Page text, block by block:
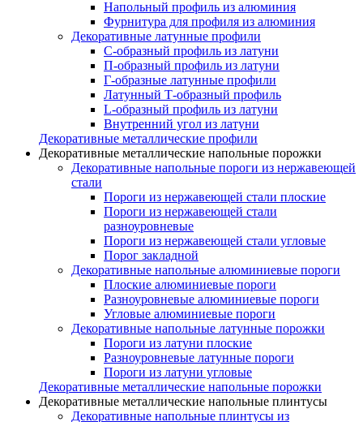
Напольный профиль из алюминия
Фурнитура для профиля из алюминия
Декоративные латунные профили
C-образный профиль из латуни
П-образный профиль из латуни
Г-образные латунные профили
Латунный Т-образный профиль
L-образный профиль из латуни
Внутренний угол из латуни
Декоративные металлические профили
Декоративные металлические напольные порожки
Декоративные напольные пороги из нержавеющей
стали
Пороги из нержавеющей стали плоские
Пороги из нержавеющей стали
разноуровневые
Пороги из нержавеющей стали угловые
Порог закладной
Декоративные напольные алюминиевые пороги
Плоские алюминиевые пороги
Разноуровневые алюминиевые пороги
Угловые алюминиевые пороги
Декоративные напольные латунные порожки
Пороги из латуни плоские
Разноуровневые латунные пороги
Пороги из латуни угловые
Декоративные металлические напольные порожки
Декоративные металлические напольные плинтусы
Декоративные напольные плинтусы из